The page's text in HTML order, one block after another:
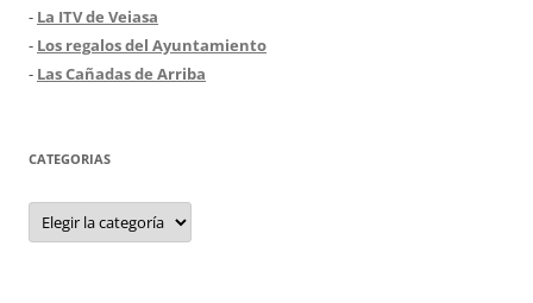
- La ITV de Veiasa
- Los regalos del Ayuntamiento
- Las Cañadas de Arriba
CATEGORIAS
Categorias